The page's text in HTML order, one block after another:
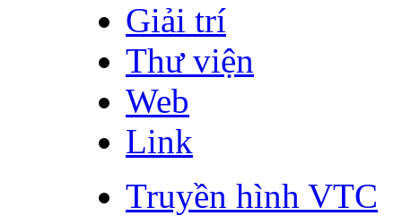
Giải trí
Thư viện
Web
Link
Truyền hình VTC